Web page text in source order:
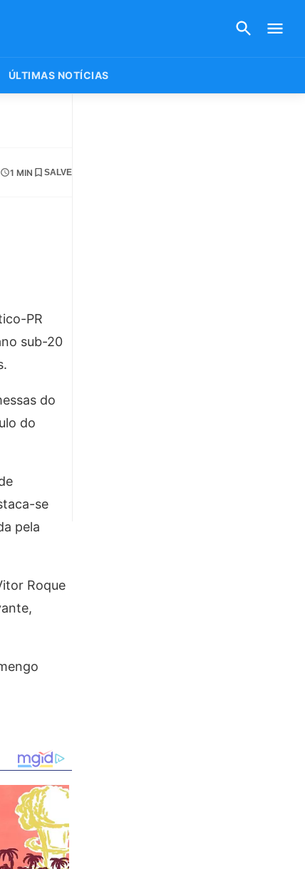
ÚLTIMAS NOTÍCIAS
1 MIN SALVE
PR
sub-20
do
do
se
pela
Roque